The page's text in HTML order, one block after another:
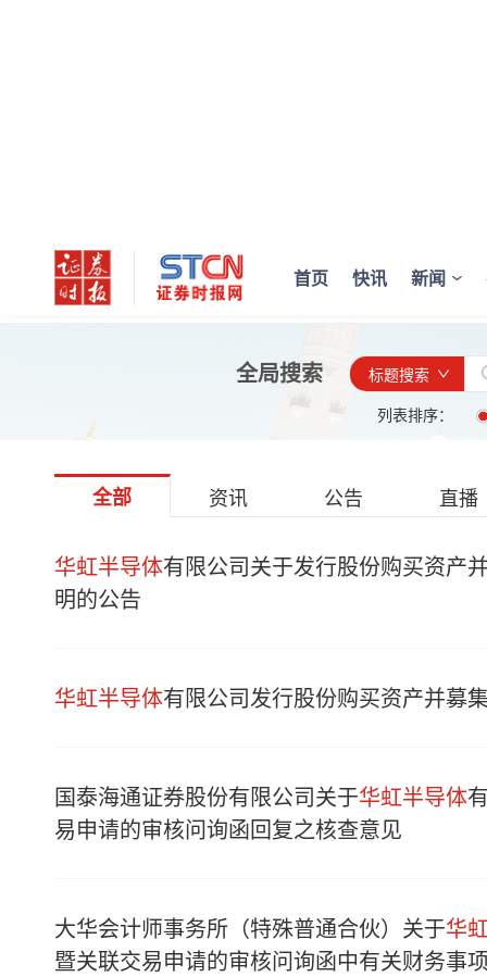
首页 快讯 新闻
全局搜索
标题搜索
列表排序：
全部 资讯 公告 直播
华虹半导体有限公司关于发行股份购买资产
明的公告
华虹半导体有限公司发行股份购买资产并募
国泰海通证券股份有限公司关于华虹半导体
易申请的审核问询函回复之核查意见
大华会计师事务所（特殊普通合伙）关于华
暨关联交易申请的审核问询函中有关财务事